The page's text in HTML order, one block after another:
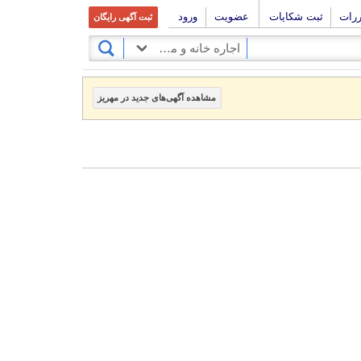
ثبت شکایات عضویت ورود ثبت آگهی رایگان
اجاره خانه و مستقلات
مشاهده آگهی‌های جدید در مهریز